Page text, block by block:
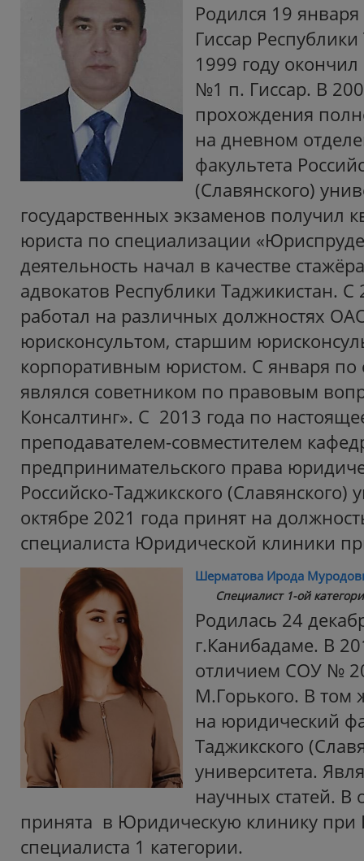
Родился 19
Гиссар
1999 году
№1 п. Гиссар. В
прохождения
на дневном
факультета
(Славянского)
государственных экзаменов получил
юриста по специализации
деятельность начал в качестве
адвокатов Республики Таджикистан.
работал на различных должностях
юрисконсультом, старшим
корпоративным юристом. С января по
являлся советником по правовым
Консалтинг». С 2013 года по
преподавателем-совместителем
предпринимательского права
Российско-Таджикского (Славянского)
октябре 2021 года принят на
специалиста Юридической клиники
Шерматова Ирода
Специалист 1-ой
Родилась 24
г.Канибадаме. В
отличием СОУ №
М.Горького. В том
на юридический
Таджикского
университета.
научных статей. В
принята в Юридическую клинику
специалиста 1 категории.